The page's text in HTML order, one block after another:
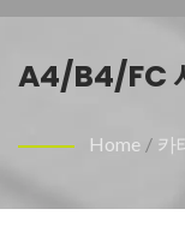
A4/B4/FC
Home / 카